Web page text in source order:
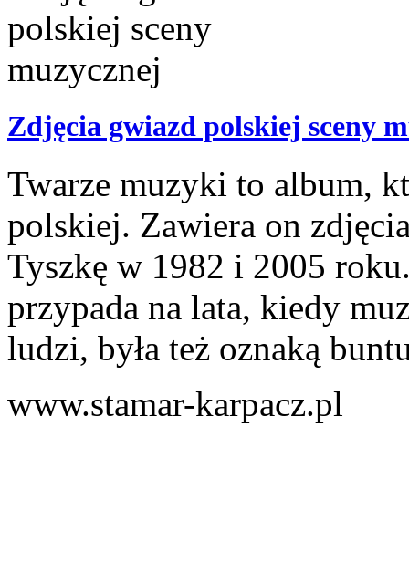
Zdjęcia gwiazd polskiej sceny
Twarze muzyki to album,
polskiej. Zawiera on
Tyszkę w 1982 i 2005
przypada na lata, kiedy
ludzi, była też oznaką
www.stamar-karpacz.pl